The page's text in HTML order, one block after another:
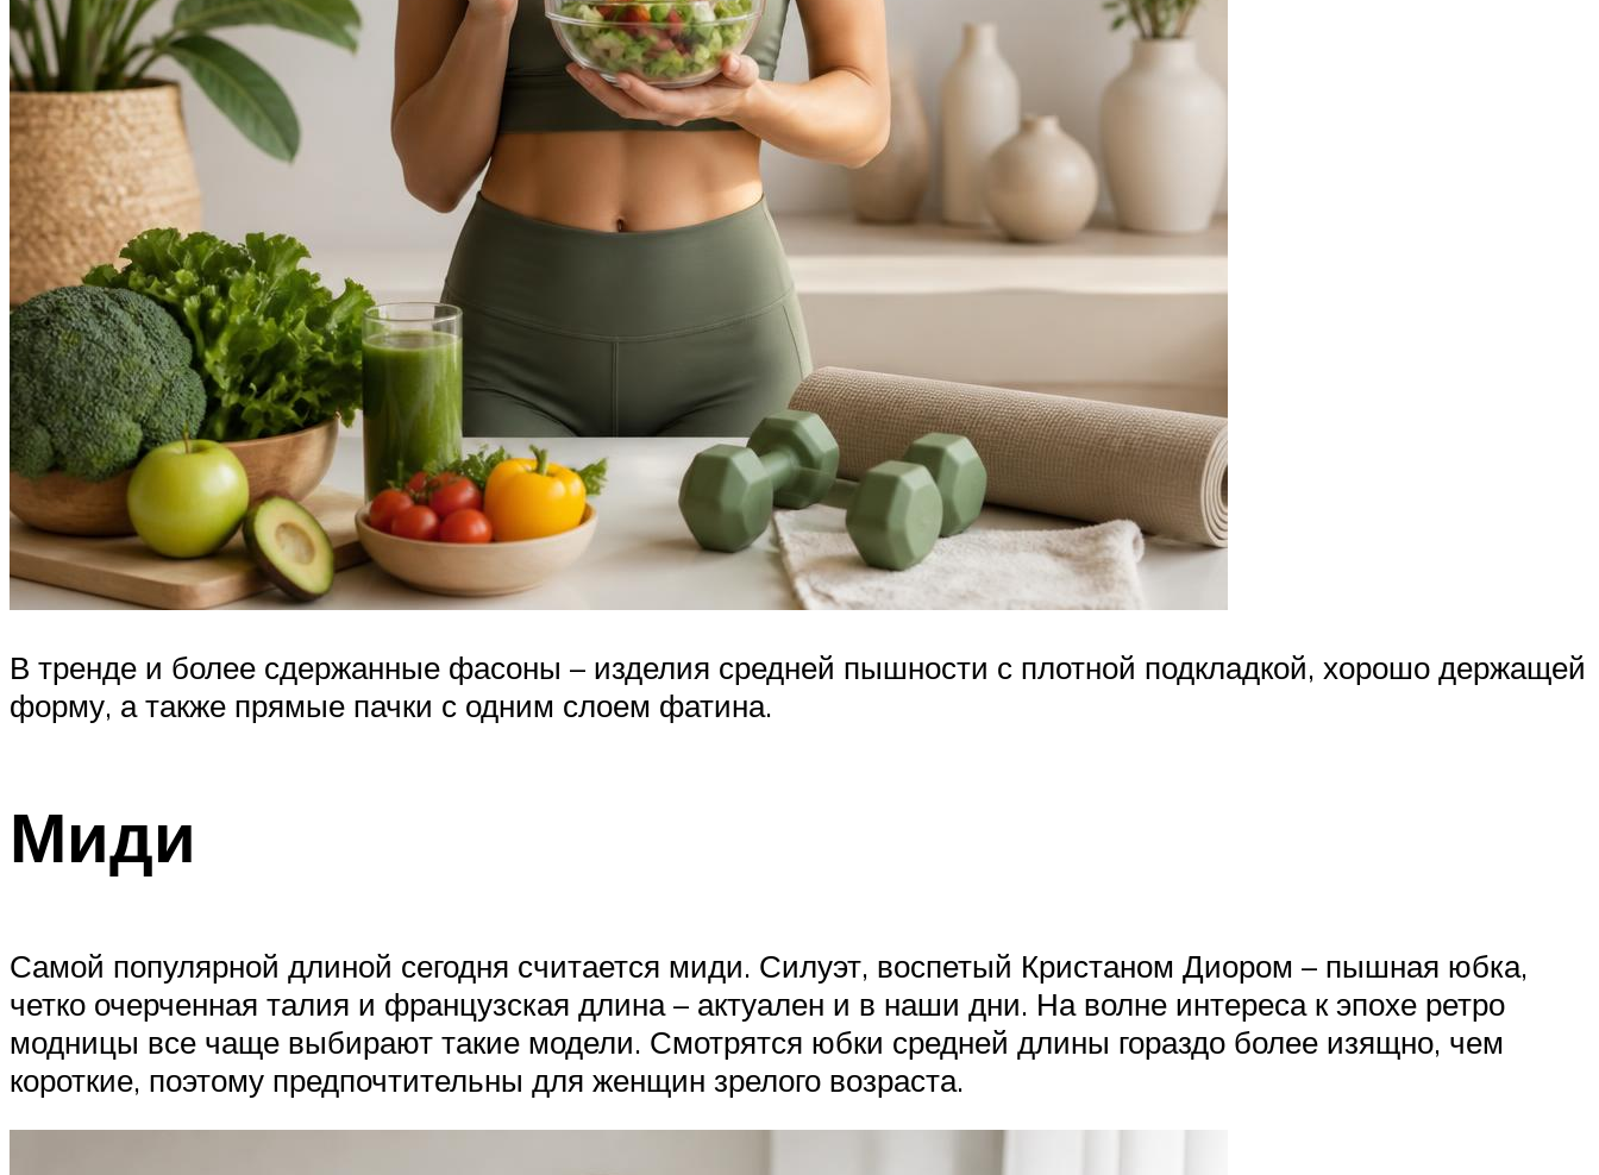
В тренде и более сдержанные фасоны – изделия средней пышности с плотной подкладкой, хорошо держащей
форму, а также прямые пачки с одним слоем фатина.
Миди
Самой популярной длиной сегодня считается миди. Силуэт, воспетый Кристаном Диором – пышная юбка,
четко очерченная талия и французская длина – актуален и в наши дни. На волне интереса к эпохе ретро
модницы все чаще выбирают такие модели. Смотрятся юбки средней длины гораздо более изящно, чем
короткие, поэтому предпочтительны для женщин зрелого возраста.